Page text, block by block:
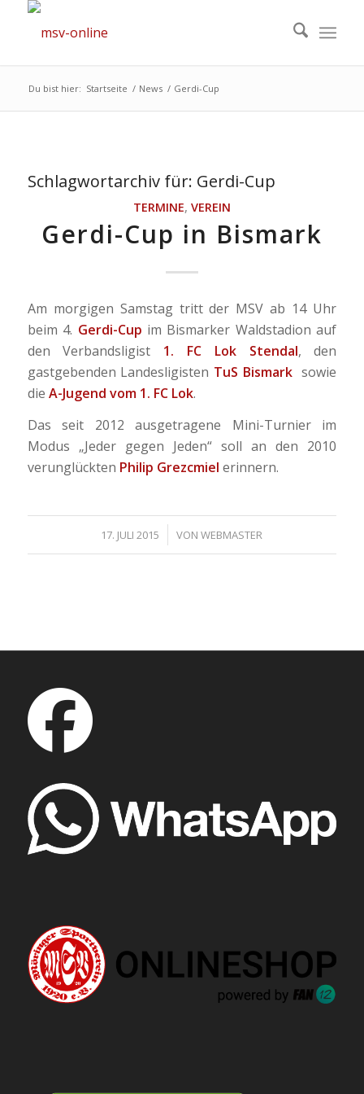
Du bist hier: Startseite / News / Gerdi-Cup
Schlagwortarchiv für: Gerdi-Cup
TERMINE, VEREIN
Gerdi-Cup in Bismark
Am morgigen Samstag tritt der MSV ab 14 Uhr
beim 4. Gerdi-Cup im Bismarker Waldstadion auf
den Verbandsligist 1. FC Lok Stendal, den
gastgebenden Landesligisten TuS Bismarksowie
die A-Jugend vom 1. FC Lok.
Das seit 2012 ausgetragene Mini-Turnier im
Modus „Jeder gegen Jeden“ soll an den 2010
verunglückten Philip Grezcmiel erinnern.
17. JULI 2015
/ VONWEBMASTER